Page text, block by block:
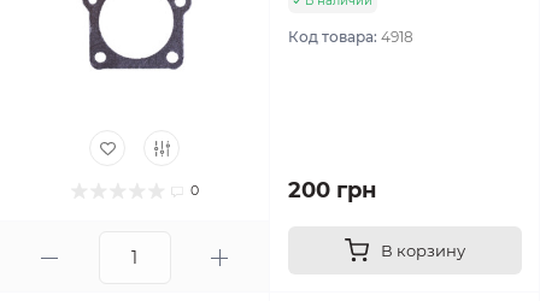
0
Код товара: 4918
200 грн
В корзину